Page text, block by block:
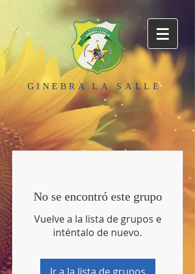
LA SALLE
GINEBRA
No se encontró este grupo
Vuelve a la lista de grupos e
inténtalo de nuevo.
Ir a la lista de grupos